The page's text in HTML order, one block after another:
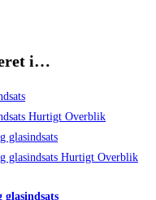
i…
Hurtigt Overblik
Hurtigt Overblik
glasindsats